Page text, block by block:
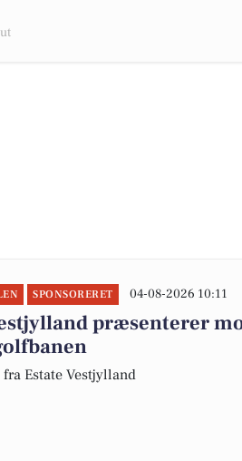
SPONSORERET 04-08-2026 10:11
præsenterer
fra Estate Vestjylland